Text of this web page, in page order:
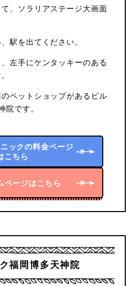
、ソラリアステージ大画面
駅を出てください。
左手にケンタッキーのある
ペットショップがあるビル
院です。
ックの料金ページ
こちら
ページはこちら
福岡博多天神院